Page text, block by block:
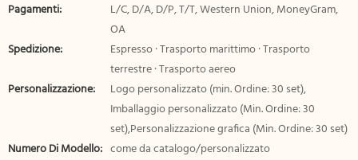
Pagamenti:
L/C, D/A, D/P, T/T, Western Union, MoneyGram,
OA
Spedizione:
Espresso · Trasporto marittimo · Trasporto
terrestre · Trasporto aereo
Personalizzazione:
Logo personalizzato (min. Ordine: 30 set),
Imballaggio personalizzato (Min. Ordine: 30
set),Personalizzazione grafica (Min. Ordine: 30 set)
Numero Di Modello: come da catalogo/personalizzato